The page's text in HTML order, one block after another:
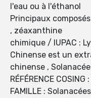
l'eau ou à l'éthanol
Principaux
, zéaxanthine
chimique / IUPAC :
Chinense est un
chinense ,
RÉFÉRENCE COSING
FAMILLE : Solanacées